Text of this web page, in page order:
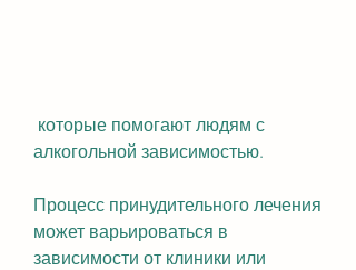
алкогольной зависимостью.
Процесс принудительного лечения
может варьироваться в
зависимости от клиники или